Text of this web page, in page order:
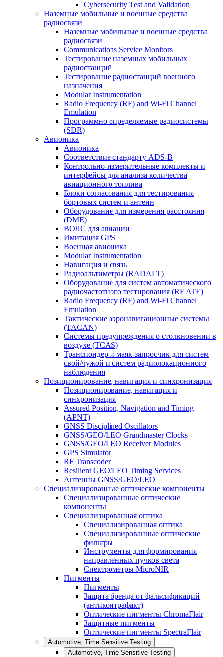
Cybersecurity Test and Validation
Наземные мобильные и военные средства
радиосвязи
Наземные мобильные и военные средства
радиосвязи
Communications Service Monitors
Тестирование наземных мобильных
радиостанций
Тестирование радиостанций военного
назначения
Modular Instrumentation
Radio Frequency (RF) and Wi-Fi Channel
Emulation
Программно определяемые радиосистемы
(SDR)
Авионика
Авионика
Соответствие стандарту ADS-B
Контрольно-измерительные комплекты и
интерфейсы для анализа количества
авиационного топлива
Блоки согласования для тестирования
бортовых систем и антенн
Оборудование для измерения расстояния
(DME)
ВОЛС для авиации
Имитация GPS
Военная авионика
Modular Instrumentation
Навигация и связь
Радиоальтиметры (RADALT)
Оборудование для систем автоматического
радиочастотного тестирования (RF ATE)
Radio Frequency (RF) and Wi-Fi Channel
Emulation
Тактические аэронавигационные системы
(TACAN)
Системы предупреждения о столкновении в
воздухе (TCAS)
Транспондер и маяк-запросчик для систем
свой/чужой и систем радиолокационного
наблюдения
Позиционирование, навигация и синхронизация
Позиционирование, навигация и
синхронизация
Assured Position, Navigation and Timing
(APNT)
GNSS Disciplined Oscillators
GNSS/GEO/LEO Grandmaster Clocks
GNSS/GEO/LEO Receiver Modules
GPS Simulator
RF Transcoder
Resilient GEO/LEO Timing Services
Антенны GNSS/GEO/LEO
Специализированные оптические компоненты
Специализированные оптические
компоненты
Специализированная оптика
Специализированная оптика
Специализированные оптические
фильтры
Инструменты для формирования
направленных пучков света
Спектрометры MicroNIR
Пигменты
Пигменты
Защита бренда от фальсификаций
(антиконтрафакт)
Оптические пигменты ChromaFlair
Защитные пигменты
Оптические пигменты SpectraFlair
Automotive, Time Sensitive Testing
Automotive, Time Sensitive Testing